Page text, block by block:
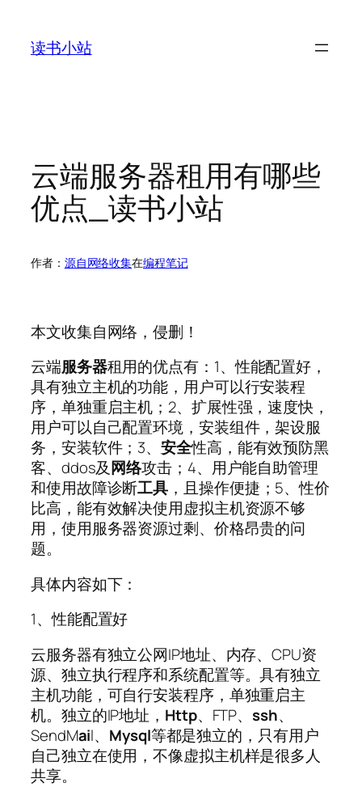
读书小站
云端服务器租用有哪些
优点_读书小站
作者： 源自网络收集在编程笔记
本文收集自网络，侵删！
云端服务器租用的优点有：1、性能配置好，
具有独立主机的功能，用户可以行安装程
序，单独重启主机；2、扩展性强，速度快，
用户可以自己配置环境，安装组件，架设服
务，安装软件；3、安全性高，能有效预防黑
客、ddos及网络攻击；4、用户能自助管理
和使用故障诊断工具 ，且操作便捷；5、性价
比高，能有效解决使用虚拟主机资源不够
用，使用服务器资源过剩、价格昂贵的问
题。
具体内容如下：
1、性能配置好
云服务器有独立公网IP地址、内存、CPU资
源、独立执行程序和系统配置等。具有独立
主机功能，可自行安装程序，单独重启主
机。独立的IP地址， Http、FTP、ssh、
SendMail、 Mysql等都是独立的，只有用户
自己独立在使用，不像虚拟主机样是很多人
共享。